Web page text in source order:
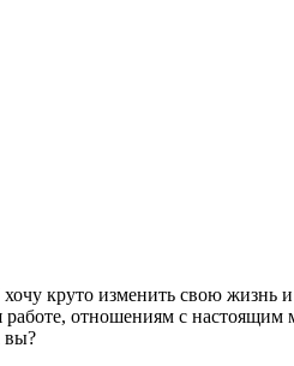
круто изменить свою жизнь
работе, отношениям с
вы?